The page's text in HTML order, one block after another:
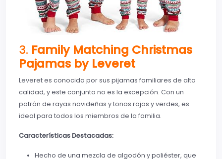
3. Family Matching Christmas
Pajamas by Leveret
Leveret es conocida por sus pijamas familiares de alta
calidad, y este conjunto no es la excepción. Con un
patrón de rayas navideñas y tonos rojos y verdes, es
ideal para todos los miembros de la familia.
Características Destacadas:
Hecho de una mezcla de algodón y poliéster, que